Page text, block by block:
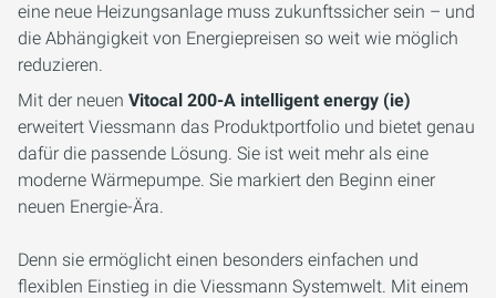
eine neue Heizungsanlage muss zukunftssicher sein – und
die Abhängigkeit von Energiepreisen so weit wie möglich
reduzieren.
Mit der neuen Vitocal 200-A intelligent energy (ie)
erweitert Viessmann das Produktportfolio und bietet genau
dafür die passende Lösung. Sie ist weit mehr als eine
moderne Wärmepumpe. Sie markiert den Beginn einer
neuen Energie-Ära.
Denn sie ermöglicht einen besonders einfachen und
flexiblen Einstieg in die Viessmann Systemwelt. Mit einem